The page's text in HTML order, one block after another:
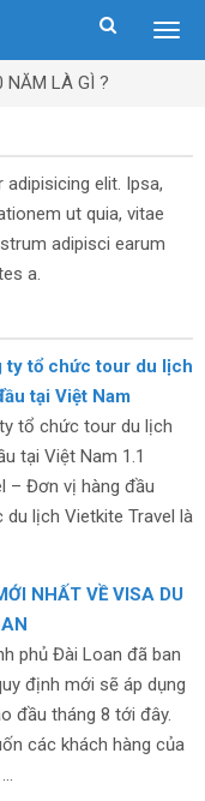
NĂM LÀ GÌ ?
elit. Ipsa,
ut quia, vitae
adipisci earum
a.
ty tổ chức tour du lịch
tại Việt Nam
tổ chức tour du lịch
tại Việt Nam 1.1
– Đơn vị hàng đầu
du lịch Vietkite Travel là
NHẤT VỀ VISA DU
phủ Đài Loan đã ban
định mới sẽ áp dụng
đầu tháng 8 tới đây.
các khách hàng của